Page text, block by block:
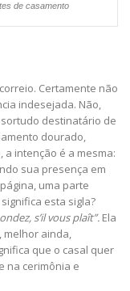
de casamento
Certamente não
indesejada. Não,
destinatário de
dourado,
intenção é a mesma:
sua presença em
uma parte
esta sigla?
s’il vous plaît”. Ela
melhor ainda,
que o casal quer
na cerimônia e